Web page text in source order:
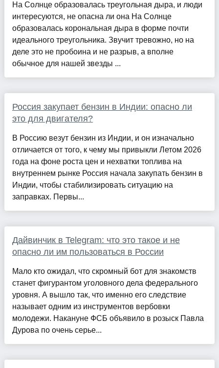
На Солнце образовалась треугольная дыра, и люди
интересуются, не опасна ли она На Солнце
образовалась корональная дыра в форме почти
идеального треугольника. Звучит тревожно, но на
деле это не пробоина и не разрыв, а вполне
обычное для нашей звезды ...
Россия закупает бензин в Индии: опасно ли
это для двигателя?
В Россию везут бензин из Индии, и он изначально
отличается от того, к чему мы привыкли Летом 2026
года на фоне роста цен и нехватки топлива на
внутреннем рынке Россия начала закупать бензин в
Индии, чтобы стабилизировать ситуацию на
заправках. Первы...
Дайвинчик в Telegram: что это такое и не
опасно ли им пользоваться в России
Мало кто ожидал, что скромный бот для знакомств
станет фигурантом уголовного дела федерального
уровня. А вышло так, что именно его следствие
называет одним из инструментов вербовки
молодежи. Накануне ФСБ объявило в розыск Павла
Дурова по очень серье...